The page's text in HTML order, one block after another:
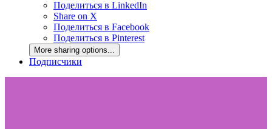
Поделиться в LinkedIn
Share on X
Поделиться в Facebook
Поделиться в Pinterest
More sharing options...
Подписчики